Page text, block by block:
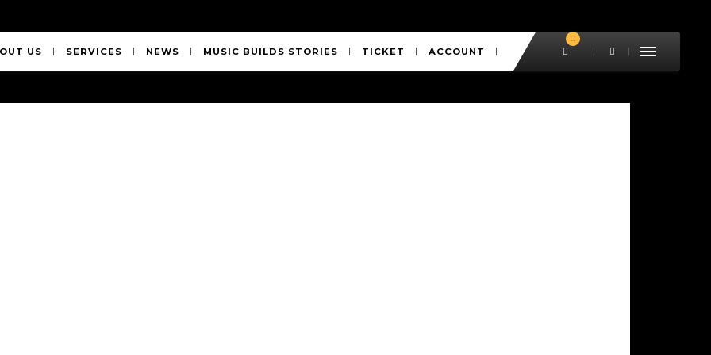
0
US SERVICES NEWS MUSIC BUILDS STORIES TICKET ACCOUNT